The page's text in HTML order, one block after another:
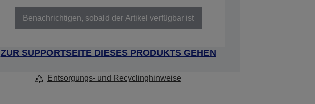
Benachrichtigen, sobald der Artikel verfügbar ist
ZUR SUPPORTSEITE DIESES PRODUKTS GEHEN
Entsorgungs- und Recyclinghinweise